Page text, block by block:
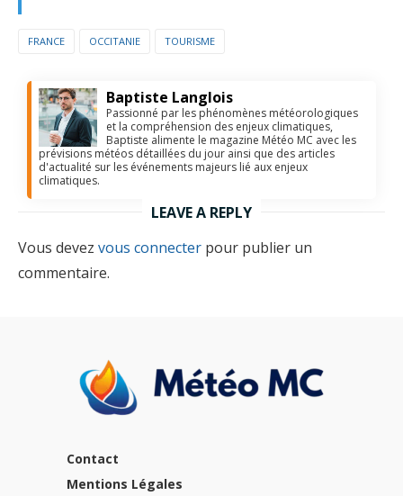
FRANCE OCCITANIE TOURISME
Baptiste Langlois
Passionné par les phénomènes météorologiques
et la compréhension des enjeux climatiques,
Baptiste alimente le magazine Météo MC avec les
prévisions météos détaillées du jour ainsi que des articles
d'actualité sur les événements majeurs lié aux enjeux
climatiques.
LEAVE A REPLY
Vous devez vous connecter pour publier un
commentaire.
Contact
Mentions Légales